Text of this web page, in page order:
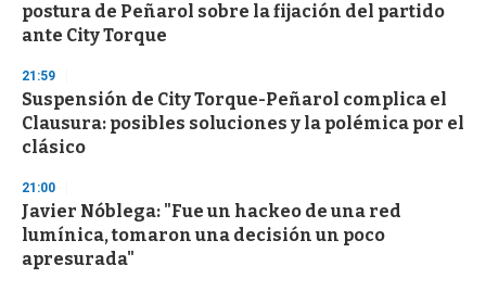
postura de Peñarol sobre la fijación del partido
ante City Torque
21:59
Suspensión de City Torque-Peñarol complica el
Clausura: posibles soluciones y la polémica por el
clásico
21:00
Javier Nóblega: "Fue un hackeo de una red
lumínica, tomaron una decisión un poco
apresurada"